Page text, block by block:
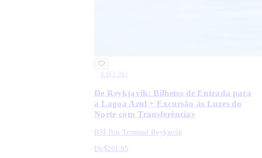
4.6( 2.0k )
De Reykjavik: Bilhetes de Entrada para
a Lagoa Azul + Excursão às Luzes do
Norte com Transferências
BSÍ Bus Terminal Reykjavík
De$261.65